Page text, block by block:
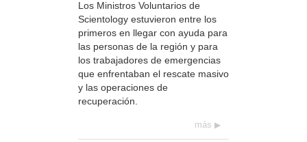
Los Ministros Voluntarios de
Scientology estuvieron entre los
primeros en llegar con ayuda para
las personas de la región y para
los trabajadores de emergencias
que enfrentaban el rescate masivo
y las operaciones de
recuperación.
más